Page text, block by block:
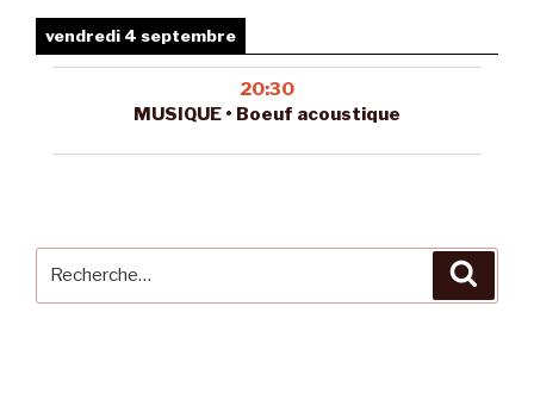
vendredi 4 septembre
20:30
MUSIQUE • Boeuf acoustique